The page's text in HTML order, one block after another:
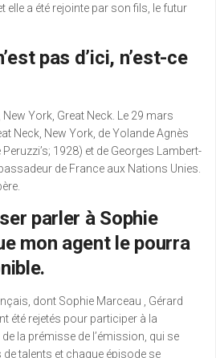
elle a été rejointe par son fils, le futur
pas d’ici, n’est-ce
New York, Great Neck. Le 29 mars
Neck, New York, de Yolande Agnès
1928) et de Georges Lambert-
de France aux Nations Unies.
parler à Sophie
mon agent le pourra
dont Sophie Marceau , Gérard
été rejetés pour participer à la
la prémisse de l’émission, qui se
talents et chaque épisode se